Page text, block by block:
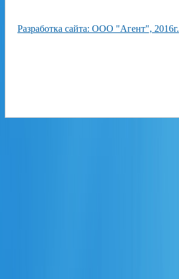
Разработка сайта: ООО "Агент", 2016г.